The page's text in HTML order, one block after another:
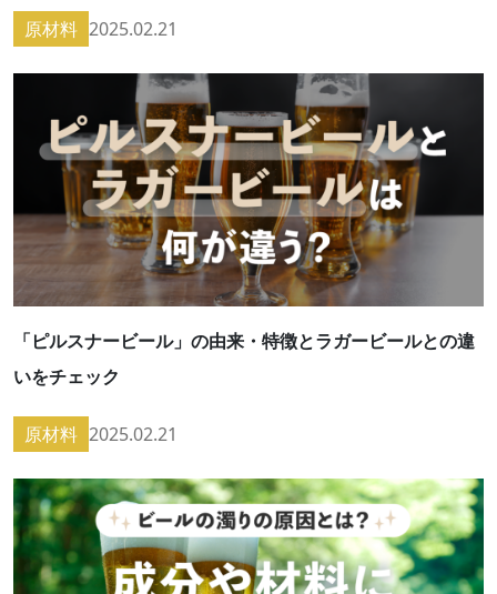
原材料 2025.02.21
「ピルスナービール」の由来・特徴とラガービールとの違
いをチェック
原材料 2025.02.21